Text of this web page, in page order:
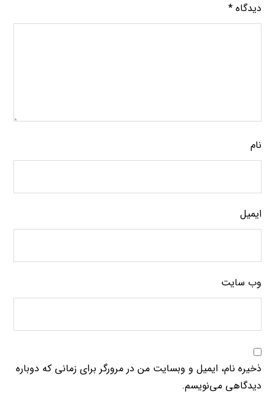
دیدگاه*
نام
ایمیل
وب‌ سایت
ذخیره نام، ایمیل و وبسایت من در مرورگر برای زمانی که دوباره
دیدگاهی می‌نویسم.